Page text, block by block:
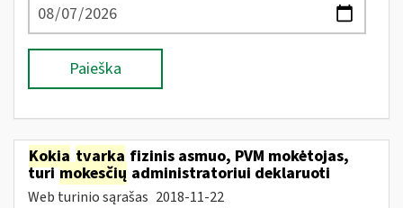
Paieška
Kokia tvarka fizinis asmuo, PVM mokėtojas,
turimokesčių administratoriui deklaruoti
Web turinio sąrašas 2018-11-22